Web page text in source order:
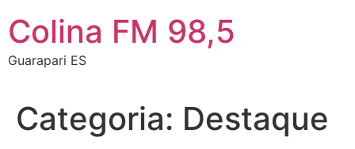
Colina FM 98,5
Guarapari ES
Categoria: Destaque